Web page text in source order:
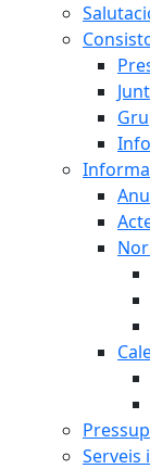
Serveis